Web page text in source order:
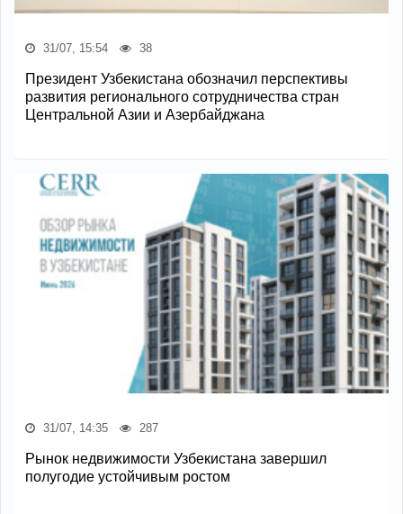
31/07, 15:54 38
Президент Узбекистана обозначил перспективы
развития регионального сотрудничества стран
Центральной Азии и Азербайджана
31/07, 14:35 287
Рынок недвижимости Узбекистана завершил
полугодие устойчивым ростом